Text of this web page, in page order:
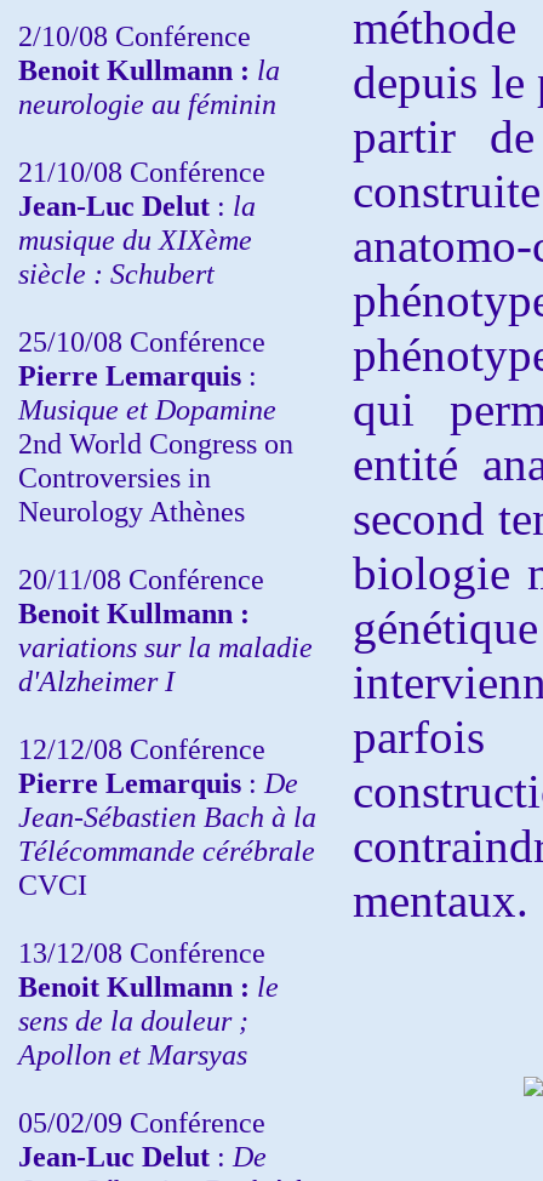
2/10/08 Conférence
Benoit Kullmann : la
neurologie au féminin
21/10/08 Conférence
Jean-Luc Delut : la
musique du XIXème
siècle : Schubert
25/10/08 Conférence
Pierre Lemarquis :
Musique et Dopamine
2nd World Congress on
Controversies in
Neurology Athènes
20/11/08 Conférence
Benoit Kullmann :
variations sur la maladie
d'Alzheimer I
12/12/08 Conférence
Pierre Lemarquis : De
Jean-Sébastien Bach à la
Télécommande cérébrale
CVCI
13/12/08 Conférence
Benoit Kullmann : le
sens de la douleur ;
Apollon et Marsyas
05/02/09 Conférence
Jean-Luc Delut : De
depuis le
partir
qui
entité
second
biologie
mentaux.